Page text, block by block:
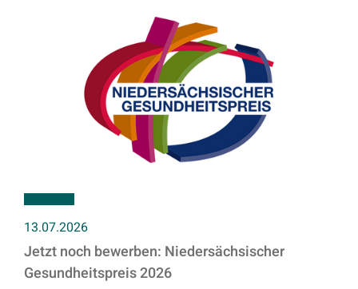
13.07.2026
Jetzt noch bewerben: Niedersächsischer
Gesundheitspreis 2026